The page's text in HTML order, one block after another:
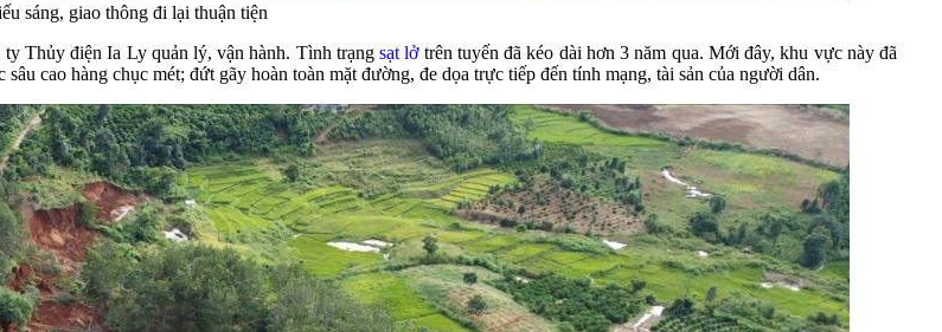
sáng, giao thông đi lại thuận tiện
Thủy điện Ia Ly quản lý, vận hành. Tình trạngsạt lởtrên tuyến đã kéo dài hơn 3 năm qua. Mới đây, khu vực này đã
cao hàng chục mét; đứt gãy hoàn toàn mặt đường, đe dọa trực tiếp đến tính mạng, tài sản của người dân.